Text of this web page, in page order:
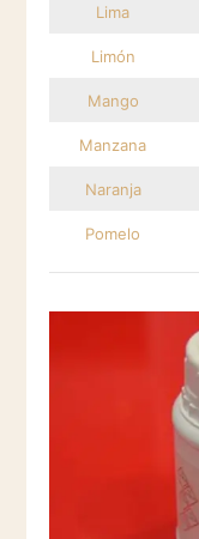
Lima
Limón
Mango
Manzana
Naranja
Pomelo